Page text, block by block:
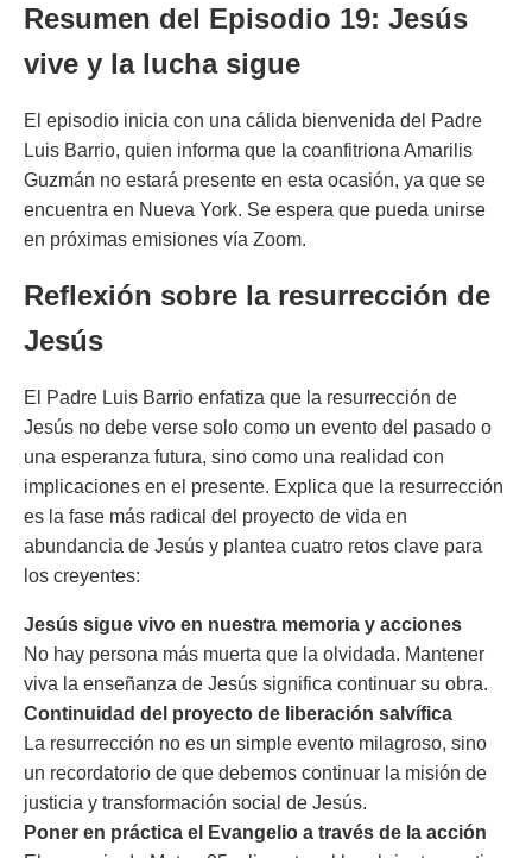
Resumen del Episodio 19: Jesús
vive y la lucha sigue
El episodio inicia con una cálida bienvenida del Padre
Luis Barrio, quien informa que la coanfitriona Amarilis
Guzmán no estará presente en esta ocasión, ya que se
encuentra en Nueva York. Se espera que pueda unirse
en próximas emisiones vía Zoom.
Reflexión sobre la resurrección de
Jesús
El Padre Luis Barrio enfatiza que la resurrección de
Jesús no debe verse solo como un evento del pasado o
una esperanza futura, sino como una realidad con
implicaciones en el presente. Explica que la resurrección
es la fase más radical del proyecto de vida en
abundancia de Jesús y plantea cuatro retos clave para
los creyentes:
Jesús sigue vivo en nuestra memoria y acciones
No hay persona más muerta que la olvidada. Mantener
viva la enseñanza de Jesús significa continuar su obra.
Continuidad del proyecto de liberación salvífica
La resurrección no es un simple evento milagroso, sino
un recordatorio de que debemos continuar la misión de
justicia y transformación social de Jesús.
Poner en práctica el Evangelio a través de la acción